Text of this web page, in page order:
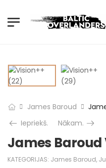
James Baroud
Iepriekš.
Nākam.
James Baroud
KATEGORIJAS: James Baroud,